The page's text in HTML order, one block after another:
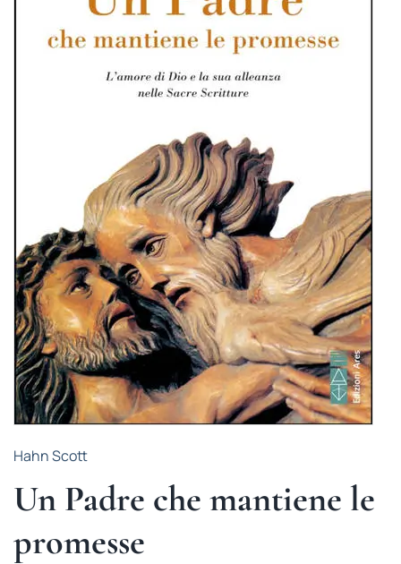
BIOGRAFIE
ATTUALITÀ
Hahn Scott
Un Padre che mantiene le
promesse